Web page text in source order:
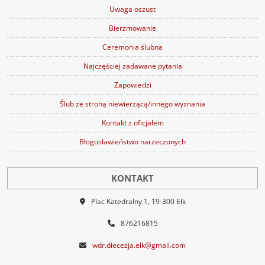
Uwaga oszust
Bierzmowanie
Ceremonia ślubna
Najczęściej zadawane pytania
Zapowiedzi
Ślub ze stroną niewierzącą/innego wyznania
Kontakt z oficjałem
Błogosławieństwo narzeczonych
KONTAKT
Plac Katedralny 1, 19-300 Ełk
876216815
wdr.diecezja.elk@gmail.com